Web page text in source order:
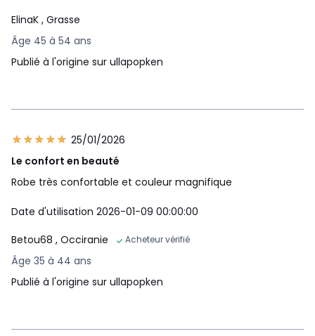
ElinaK , Grasse
Âge 45 à 54 ans
Publié à l'origine sur ullapopken
25/01/2026
Le confort en beauté
Robe très confortable et couleur magnifique
Date d'utilisation 2026-01-09 00:00:00
Betou68 , Occiranie Acheteur vérifié
Âge 35 à 44 ans
Publié à l'origine sur ullapopken